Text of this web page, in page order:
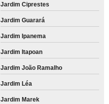
Jardim Ciprestes
Jardim Guarará
Jardim Ipanema
Jardim Itapoan
Jardim João Ramalho
Jardim Léa
Jardim Marek